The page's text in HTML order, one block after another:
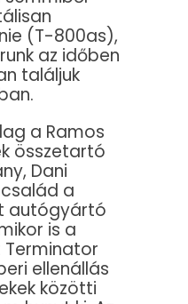
(T-800as),
az időben
találjuk
a Ramos
összetartó
Dani
a
autógyártó
is a
ellenállás
közötti